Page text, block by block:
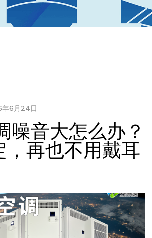
6月24日
噪音大怎么办？
再也不用戴耳